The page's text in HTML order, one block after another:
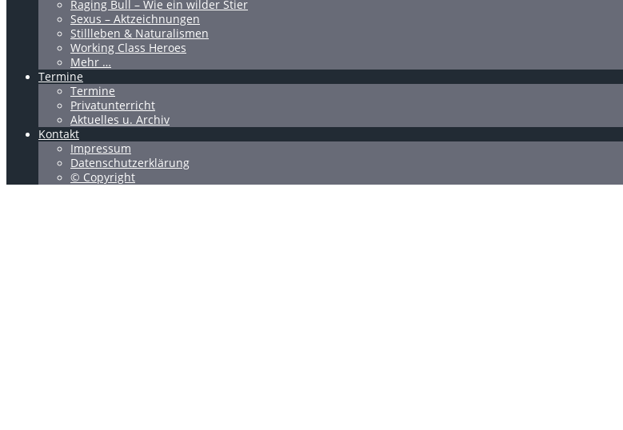
Raging Bull – Wie ein wilder Stier
Sexus – Aktzeichnungen
Stillleben & Naturalismen
Working Class Heroes
Mehr …
Termine
Termine
Privatunterricht
Aktuelles u. Archiv
Kontakt
Impressum
Datenschutzerklärung
© Copyright